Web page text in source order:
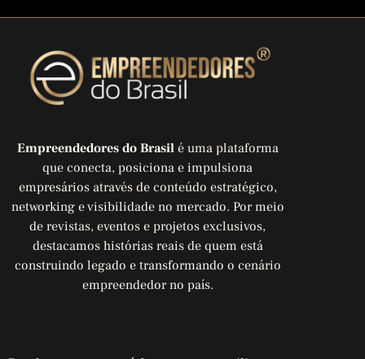
Empreendedores do Brasilé uma plataforma
que conecta, posiciona e impulsiona
empresários através de conteúdo estratégico,
networking e visibilidade no mercado. Por meio
de revistas, eventos e projetos exclusivos,
destacamos histórias reais de quem está
construindo legado e transformando o cenário
empreendedor no país.